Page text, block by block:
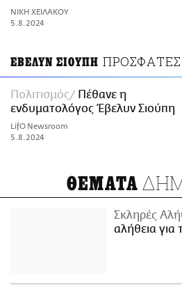
NEWSLETTER
ΜΙΚΡΟΠΡΑΓΜΑΤΑ
THE GOOD LIFO
LIFOLAND
CITY GUIDE
ΝΙΚΗ ΧΕΙΛΑΚΟΥ
5.8.2024
ΕΒΕΛΥΝ ΣΙΟΥΠΗ ΠΡΟΣΦΑΤΕΣ
Πολιτισμός
Πέθανε η
ενδυματολόγος Έβελυν Σιούπη
LifO Newsroom
5.8.2024
ΘΕΜΑΤΑ
Σκληρές
αλήθεια